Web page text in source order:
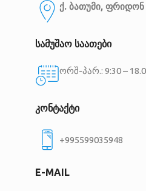
ქ. ბათუმი, ფრიდონ
სამუშაო საათები
ორშ-პარ.: 9:30 –
კონტაქტი
+995599035948
E-MAIL